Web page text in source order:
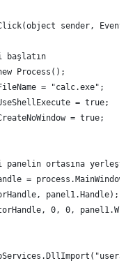
sender,
başlatın
Process();
= "calc.exe";
= true;
= true;
panelin ortasına
=
panel1.Handle);
0, 0,